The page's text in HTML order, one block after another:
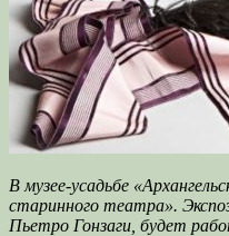
В музее-усадьбе
старинного театра».
Пьетро Гонзаги, будет